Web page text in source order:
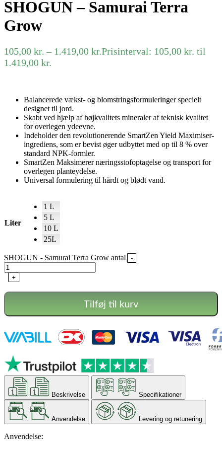
SHOGUN – Samurai Terra
Grow
105,00 kr. – 1.419,00 kr.Prisinterval: 105,00 kr. til
1.419,00 kr.
Balancerede vækst- og blomstringsformuleringer specielt
designet til jord.
Skabt ved hjælp af højkvalitets mineraler af teknisk kvalitet
for overlegen ydeevne.
Indeholder den revolutionerende SmartZen Yield Maximiser-
ingrediens, som er bevist øger udbyttet med op til 8 % over
standard NPK-formler.
SmartZen Maksimerer næringsstofoptagelse og transport for
overlegen planteydelse.
Universal formulering til hårdt og blødt vand.
Liter
1 L
5 L
10 L
25L
SHOGUN - Samurai Terra Grow antal -
+
Tilføj til kurv
Beskrivelse Specifikationer
Anvendelse Levering og retunering
Anvendelse: